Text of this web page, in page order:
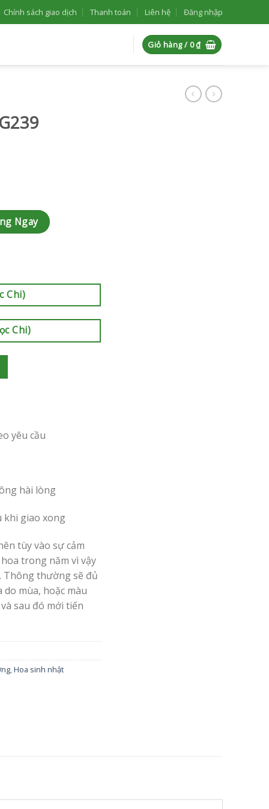
Chính sách giao dịch Thanh toán Liên hệ Đăng nhập
Giỏ hàng / 0₫
Ngay
Chi)
Chi)
yêu cầu
hài lòng
khi giao xong
tùy vào sự cảm
trong năm vì vậy
Thông thường sẽ đủ
mùa, hoặc màu
sau đó mới tiến
,Hoa sinh nhật